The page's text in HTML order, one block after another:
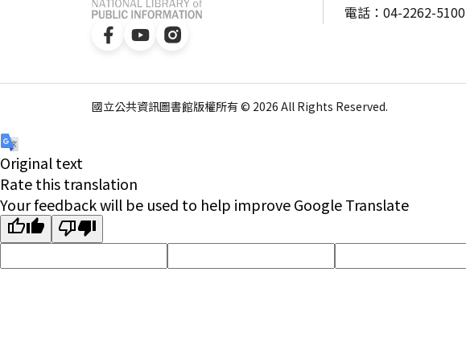
電話：04-2262-5100
國立公共資訊圖書館版權所有 © 2026 All Rights Reserved.
Original text
Rate this translation
Your feedback will be used to help improve Google Translate